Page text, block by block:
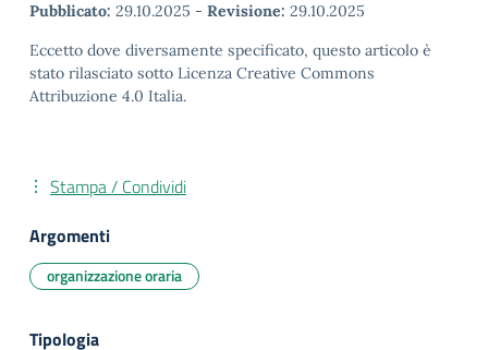
Pubblicato: 29.10.2025 - Revisione: 29.10.2025
Eccetto dove diversamente specificato, questo articolo è
stato rilasciato sotto Licenza Creative Commons
Attribuzione 4.0 Italia.
Stampa / Condividi
Argomenti
organizzazione oraria
Tipologia